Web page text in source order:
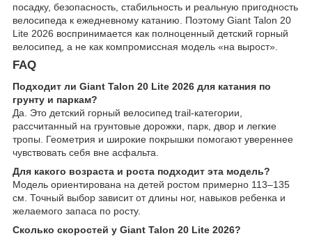
посадку, безопасность, стабильность и реальную пригодность
велосипеда к ежедневному катанию. Поэтому Giant Talon 20
Lite 2026 воспринимается как полноценный детский горный
велосипед, а не как компромиссная модель «на вырост».
FAQ
Подходит ли Giant Talon 20 Lite 2026 для катания по
грунту и паркам?
Да. Это детский горный велосипед trail-категории,
рассчитанный на грунтовые дорожки, парк, двор и легкие
тропы. Геометрия и широкие покрышки помогают увереннее
чувствовать себя вне асфальта.
Для какого возраста и роста подходит эта модель?
Модель ориентирована на детей ростом примерно 113–135
см. Точный выбор зависит от длины ног, навыков ребенка и
желаемого запаса по росту.
Сколько скоростей у Giant Talon 20 Lite 2026?